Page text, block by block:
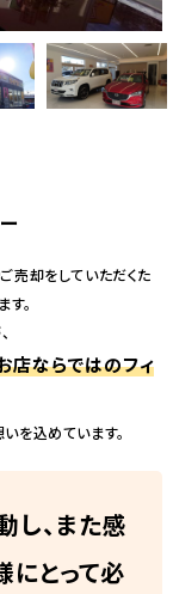
売却をしていただくた
。
店ならではのフィ
を込めています。
し、また感
にとって必